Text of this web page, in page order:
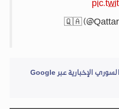
تابعوا آخر أخبار وكالة السوري الإخبارية عبر Google